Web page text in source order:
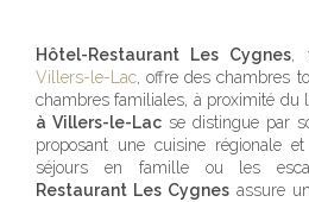
Hôtel-Restaurant Les Cygnes,
Villers-le-Lac, offre des chambres
chambres familiales, à proximité du
à Villers-le-Lac se distingue par
proposant une cuisine régionale
séjours en famille ou les
Restaurant Les Cygnes assure